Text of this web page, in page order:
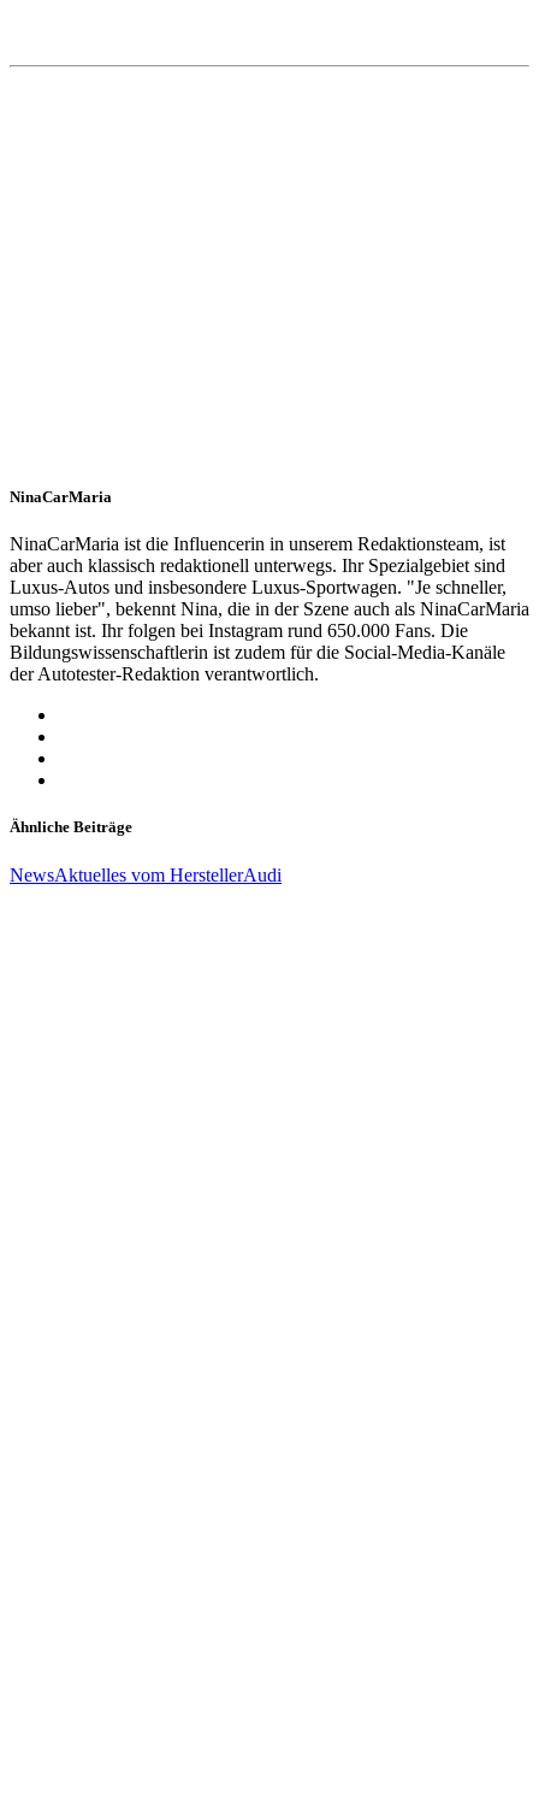
NinaCarMaria
NinaCarMaria ist die Influencerin in unserem Redaktionsteam, ist
aber auch klassisch redaktionell unterwegs. Ihr Spezialgebiet sind
Luxus-Autos und insbesondere Luxus-Sportwagen. "Je schneller,
umso lieber", bekennt Nina, die in der Szene auch als NinaCarMaria
bekannt ist. Ihr folgen bei Instagram rund 650.000 Fans. Die
Bildungswissenschaftlerin ist zudem für die Social-Media-Kanäle
der Autotester-Redaktion verantwortlich.
Ähnliche Beiträge
NewsAktuelles vom HerstellerAudi